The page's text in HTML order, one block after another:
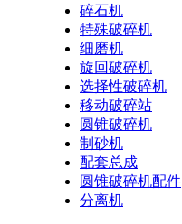
碎石机
特殊破碎机
细磨机
旋回破碎机
选择性破碎机
移动破碎站
圆锥破碎机
制砂机
配套总成
圆锥破碎机配件
分离机